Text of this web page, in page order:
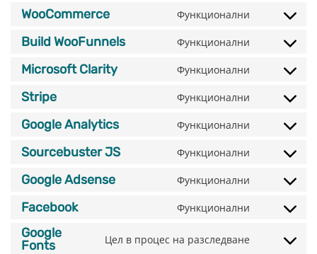
spam-
service
WooCommerce Функционални
Consent
service
Build WooFunnels Функционални
Consent
service
woofunnels
Microsoft Clarity Функционални
Consent
service
clarity
Stripe Функционални
Consent
service
Google Analytics Функционални
Consent
service
analytics
Sourcebuster JS Функционални
Consent
service
Google Adsense Функционални
Consent
service
adsense
Facebook Функционални
Consent
service
Google
Fonts
Цел в процес на разследване
Consent